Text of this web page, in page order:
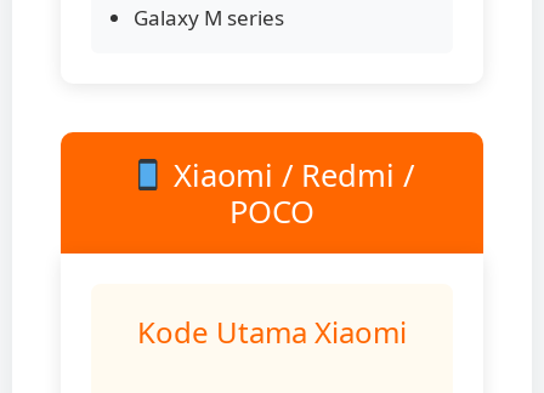
Galaxy M series
Xiaomi / Redmi /
POCO
Kode Utama Xiaomi